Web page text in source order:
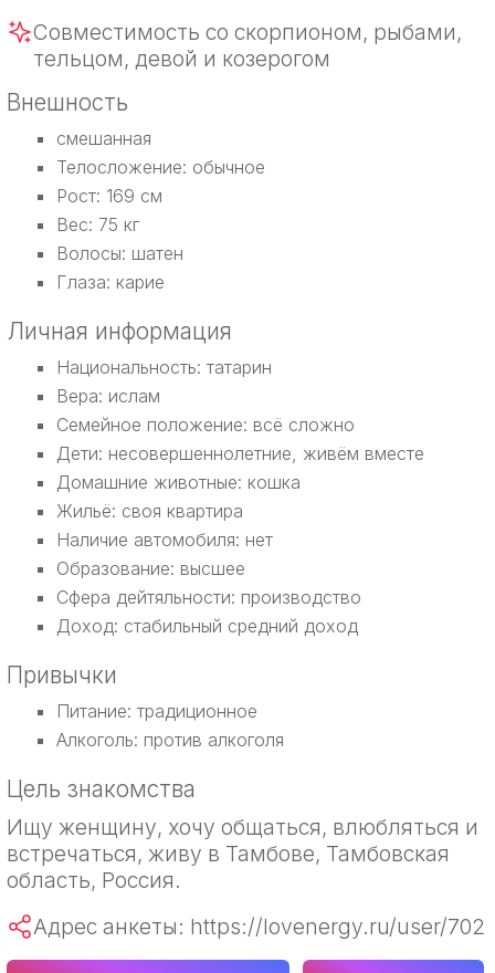
Совместимость со скорпионом, рыбами,
тельцом, девой и козерогом
Внешность
смешанная
Телосложение: обычное
Рост: 169 см
Вес: 75 кг
Волосы: шатен
Глаза: карие
Личная информация
Национальность: татарин
Вера: ислам
Семейное положение: всё сложно
Дети: несовершеннолетние, живём вместе
Домашние животные: кошка
Жильё: своя квартира
Наличие автомобиля: нет
Образование: высшее
Сфера дейтяльности: производство
Доход: стабильный средний доход
Привычки
Питание: традиционное
Алкоголь: против алкоголя
Цель знакомства
Ищу женщину, хочу общаться, влюбляться и
встречаться, живу в Тамбове, Тамбовская
область, Россия.
Адрес анкеты: https://lovenergy.ru/user/702